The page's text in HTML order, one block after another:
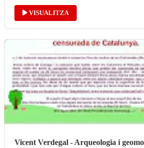
VISUALITZA
Vicent Verdegal - Arqueologia i